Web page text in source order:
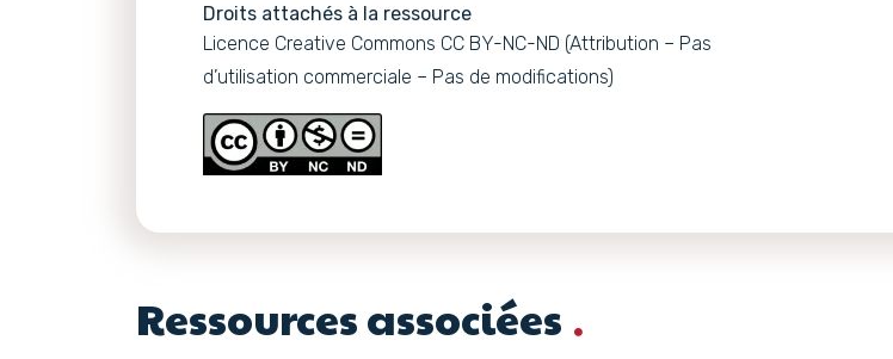
Droits attachés à la ressource
Licence Creative Commons CC BY-NC-ND (Attribution – Pas
d’utilisation commerciale – Pas de modifications)
Ressources associées